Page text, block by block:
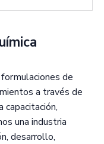
de
a través de
una industria
desarrollo,